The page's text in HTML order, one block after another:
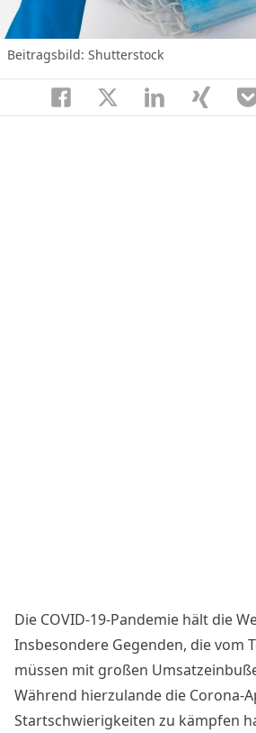
Beitragsbild: Shutterstock
Die COVID-19-Pandemie hält die
Insbesondere Gegenden, die vom
müssen mit großen
Während hierzulande die Corona-
Startschwierigkeiten zu kämpfen